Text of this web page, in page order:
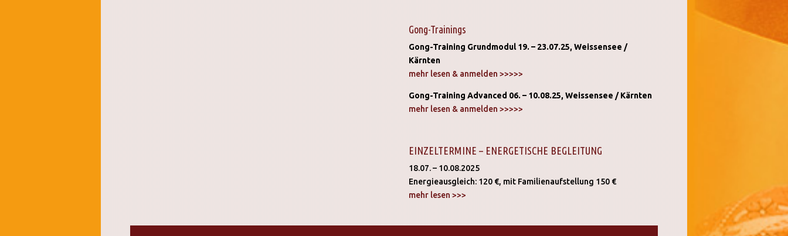
Gong-Trainings
Gong-Training Grundmodul 19. – 23.07.25, Weissensee /
Kärnten
mehr lesen & anmelden >>>>>
Gong-Training Advanced 06. – 10.08.25, Weissensee / Kärnten
mehr lesen & anmelden >>>>>
EINZELTERMINE – ENERGETISCHE BEGLEITUNG
18.07. – 10.08.2025
Energieausgleich: 120 €, mit Familienaufstellung 150 €
mehr lesen >>>